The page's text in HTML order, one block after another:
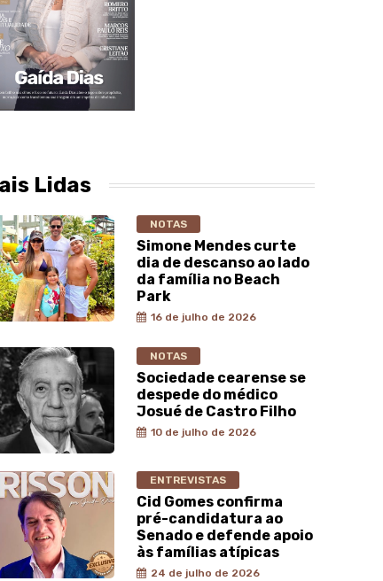
Lidas
NOTAS
Simone Mendes curte
dia de descanso ao lado
da família no Beach
Park
16 de julho de 2026
NOTAS
Sociedade cearense se
despede do médico
Josué de Castro Filho
10 de julho de 2026
ENTREVISTAS
Cid Gomes confirma
pré-candidatura ao
Senado e defende apoio
às famílias atípicas
24 de julho de 2026